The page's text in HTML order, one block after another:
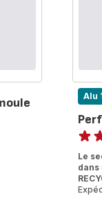
Alu
Note
Le
dans